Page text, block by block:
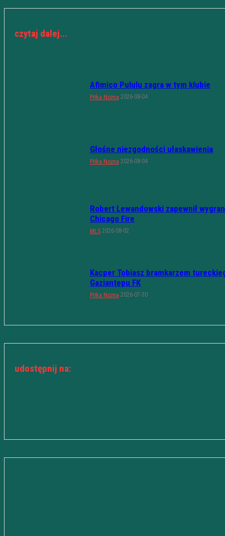
czytaj dalej...
Afimico Pululu zagra w tym klubie
Piłka Nożna 2026-08-04
Głośne niezgodności ułaskawienia
Piłka Nożna 2026-08-04
Robert Lewandowski zapewnił
Chicago Fire
MLS 2026-08-02
Kacper Tobiasz bramkarzem
Gaziantepu FK
Piłka Nożna 2026-07-30
udostępnij na: